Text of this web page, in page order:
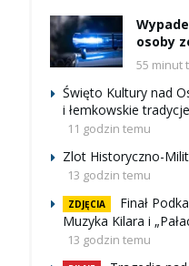
osoby
55 minut
Święto Kultury nad
i łemkowskie
11 godzin temu
Zlot Historyczno-
13 godzin temu
ZDJĘCIA
Finał
Muzyka Kilara i
13 godzin temu